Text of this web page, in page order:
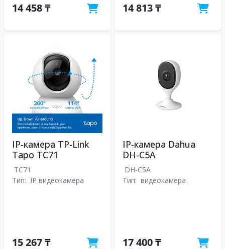
14 458 ₸ 14 813 ₸
IP-камера TP-Link
Tapo TC71
TC71
Тип: IP видеокамера
15 267 ₸
IP-камера Dahua
DH-C5A
DH-C5A
Тип: видеокамера
17 400 ₸